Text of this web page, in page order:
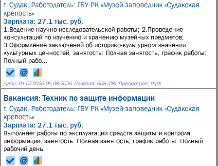
г. Судак, Работодатель: ГБУ РК «Музей-заповедник «Судакская
крепость»
Зарплата: 27,1 тыс. руб.
1.Ведение научно-исследовательской работы; 2.Проведение
консультаций по изучению и хранению музейных предметов;
3.Оформление заключений об историко-культурном значении
культурных ценностей, занятость: Полная занятость, график работы:
Полный рабо...
Даты: 01.07.2026-05.08.2026 Показов: 608 (28) Просмотров: 0 (0)
Вакансия: Техник по защите информации
г. Судак, Работодатель: ГБУ РК «Музей-заповедник «Судакская
крепость»
Зарплата: 27,1 тыс. руб.
Выполняет работы по эксплуатации средств защиты и контроля
информации, занятость: Полная занятость, график работы: Полный
рабочий день